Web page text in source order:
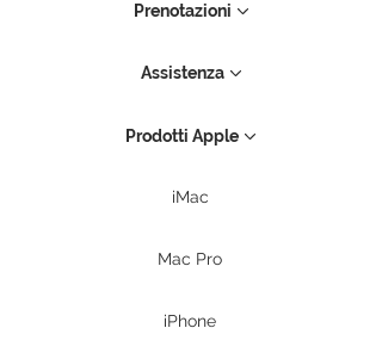
Prenotazioni
Assistenza
Prodotti Apple
iMac
Mac Pro
iPhone